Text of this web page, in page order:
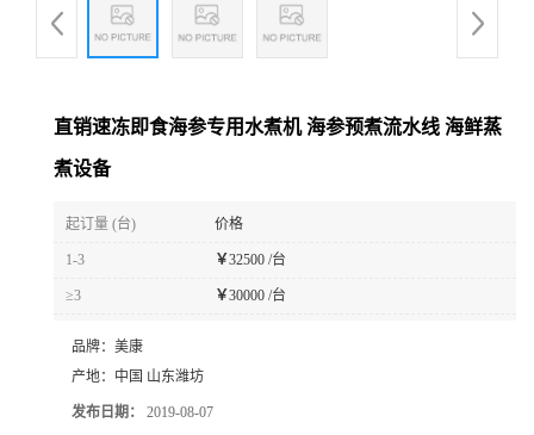
直销速冻即食海参专用水煮机 海参预煮流水线 海鲜蒸
煮设备
起订量 (台) 价格
1-3 ￥32500 /台
≥3 ￥30000 /台
品牌： 美康
产地： 中国 山东潍坊
发布日期： 2019-08-07